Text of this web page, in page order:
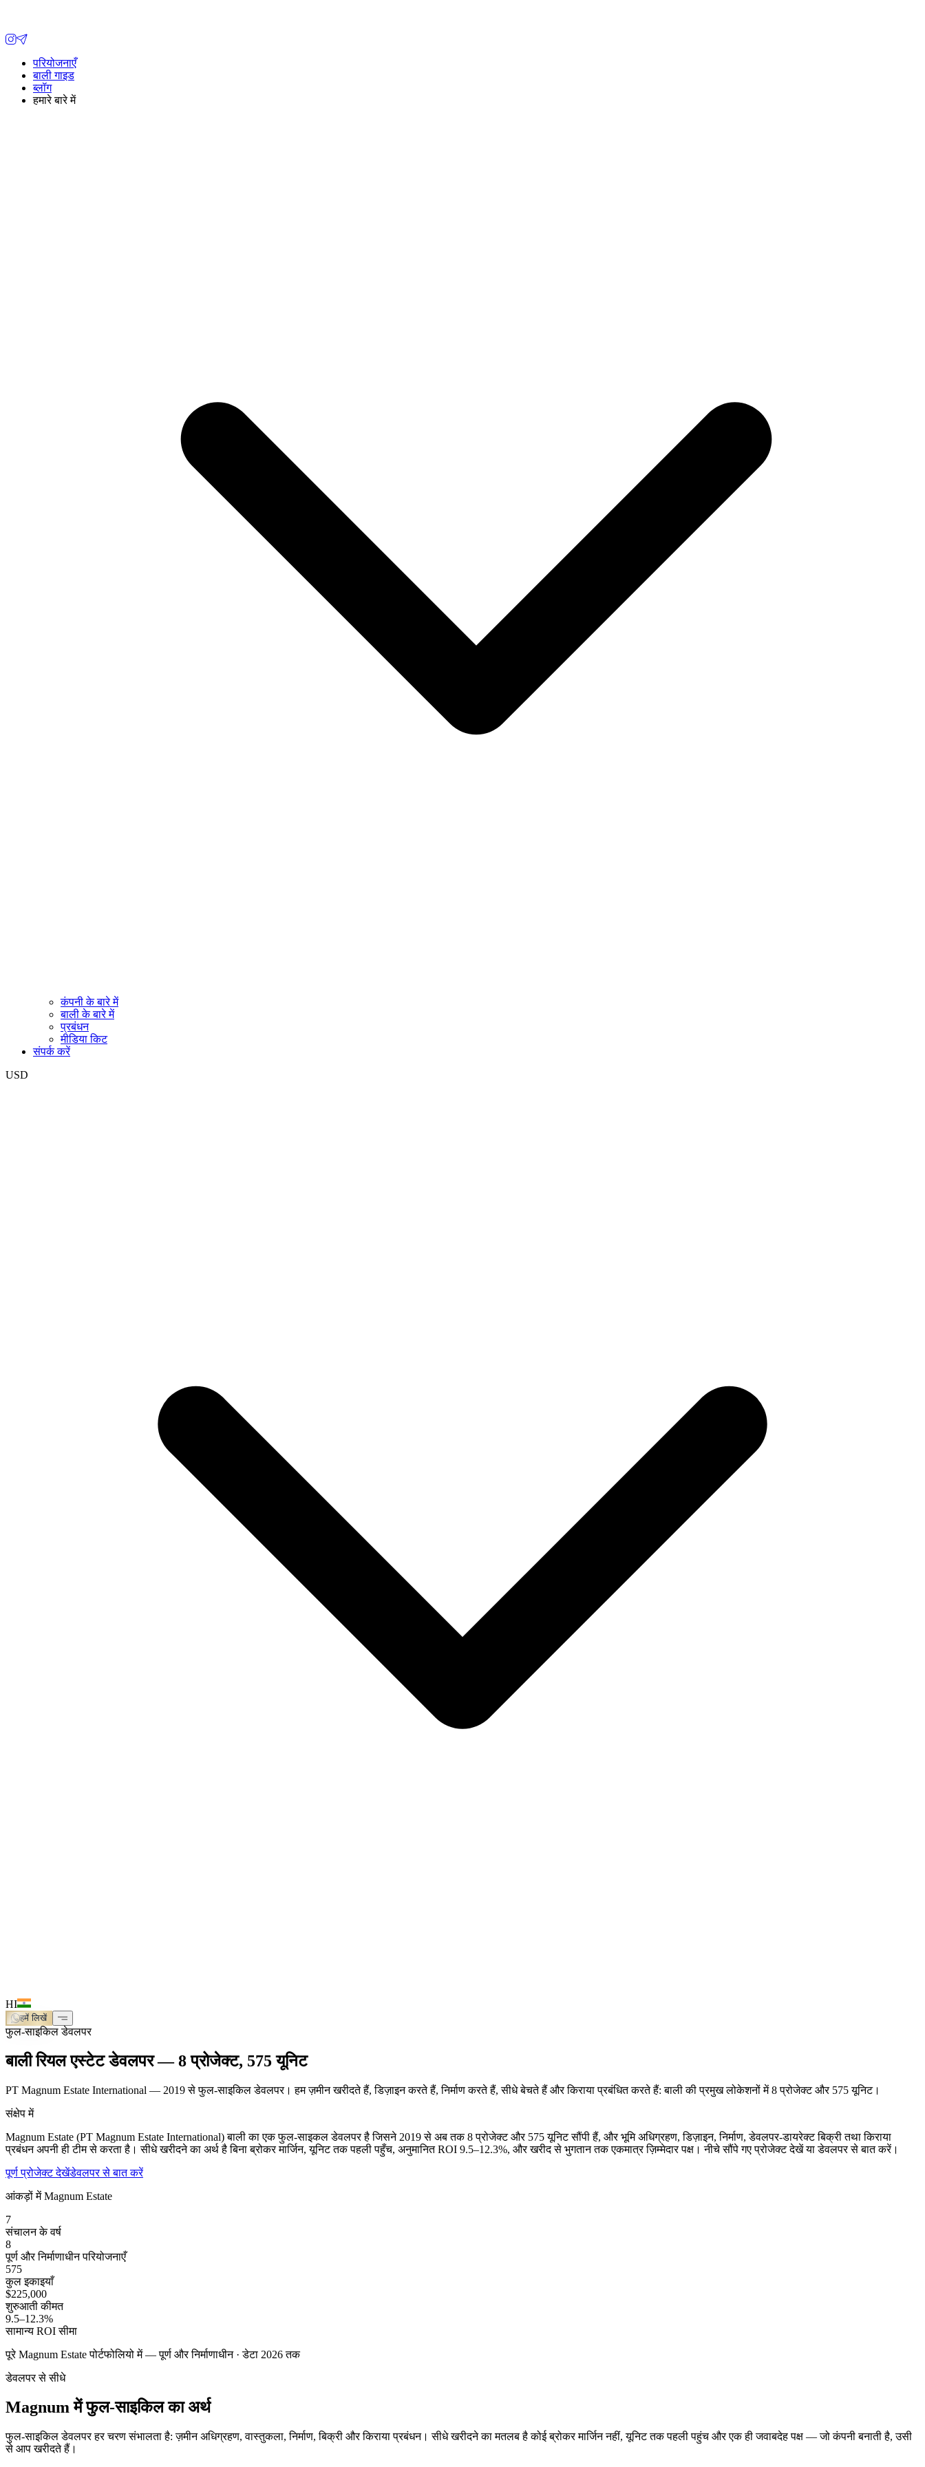
परियोजनाएँ
बाली गाइड
ब्लॉग
हमारे बारे में
कंपनी के बारे में
बाली के बारे में
प्रबंधन
मीडिया किट
संपर्क करें
USD
HI
हमें लिखें
फुल-साइकिल डेवलपर
बाली रियल एस्टेट डेवलपर — 8 प्रोजेक्ट, 575 यूनिट
PT Magnum Estate International — 2019 से फुल-साइकिल डेवलपर। हम ज़मीन खरीदते हैं, डिज़ाइन करते हैं, निर्माण करते हैं, सीधे बेचते हैं और किराया प्रबंधित करते हैं: बाली की प्रमुख लोकेशनों में 8 प्रोजेक्ट और 575 यूनिट।
संक्षेप में
Magnum Estate (PT Magnum Estate International) बाली का एक फुल-साइकल डेवलपर है जिसने 2019 से अब तक 8 प्रोजेक्ट और 575 यूनिट सौंपी हैं, और भूमि अधिग्रहण, डिज़ाइन, निर्माण, डेवलपर-डायरेक्ट बिक्री तथा किराया
प्रबंधन अपनी ही टीम से करता है। सीधे खरीदने का अर्थ है बिना ब्रोकर मार्जिन, यूनिट तक पहली पहुँच, अनुमानित ROI 9.5–12.3%, और खरीद से भुगतान तक एकमात्र ज़िम्मेदार पक्ष। नीचे सौंपे गए प्रोजेक्ट देखें या डेवलपर से बात करें।
पूर्ण प्रोजेक्ट देखेंडेवलपर से बात करें
आंकड़ों में Magnum Estate
7
संचालन के वर्ष
8
पूर्ण और निर्माणाधीन परियोजनाएँ
575
कुल इकाइयाँ
$225,000
शुरुआती कीमत
9.5–12.3%
सामान्य ROI सीमा
पूरे Magnum Estate पोर्टफोलियो में — पूर्ण और निर्माणाधीन · डेटा 2026 तक
डेवलपर से सीधे
Magnum में फुल-साइकिल का अर्थ
फुल-साइकिल डेवलपर हर चरण संभालता है: ज़मीन अधिग्रहण, वास्तुकला, निर्माण, बिक्री और किराया प्रबंधन। सीधे खरीदने का मतलब है कोई ब्रोकर मार्जिन नहीं, यूनिट तक पहली पहुंच और एक ही जवाबदेह पक्ष — जो कंपनी बनाती है, उसी
से आप खरीदते हैं।